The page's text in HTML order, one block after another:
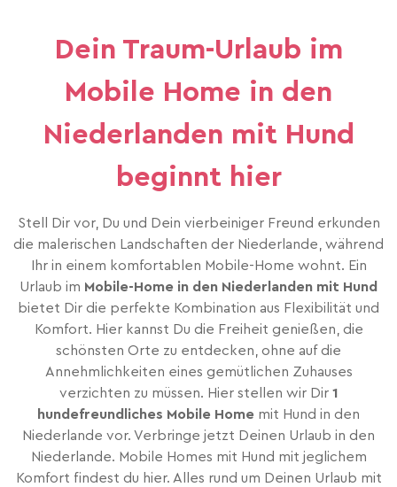
Dein Traum-Urlaub im
Mobile Home in den
Niederlanden mit Hund
beginnt hier
Stell Dir vor, Du und Dein vierbeiniger Freund erkunden
die malerischen Landschaften der Niederlande, während
Ihr in einem komfortablen Mobile-Home wohnt. Ein
Urlaub im Mobile-Home in den Niederlanden mit Hund
bietet Dir die perfekte Kombination aus Flexibilität und
Komfort. Hier kannst Du die Freiheit genießen, die
schönsten Orte zu entdecken, ohne auf die
Annehmlichkeiten eines gemütlichen Zuhauses
verzichten zu müssen. Hier stellen wir Dir 1
hundefreundliches Mobile Home mit Hund in den
Niederlande vor. Verbringe jetzt Deinen Urlaub in den
Niederlande. Mobile Homes mit Hund mit jeglichem
Komfort findest du hier. Alles rund um Deinen Urlaub mit